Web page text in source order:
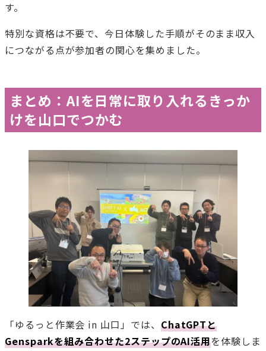
す。
特別な資格は不要で、今日体験した手順がそのまま収入
につながる点が参加者の関心を集めました。
まとめ：AIを日常に取り入れるきっか
けを山口でつかむ
「ゆるっと作業会 in 山口」では、 ChatGPTと
Gensparkを組み合わせた2ステップのAI活用を体験しま